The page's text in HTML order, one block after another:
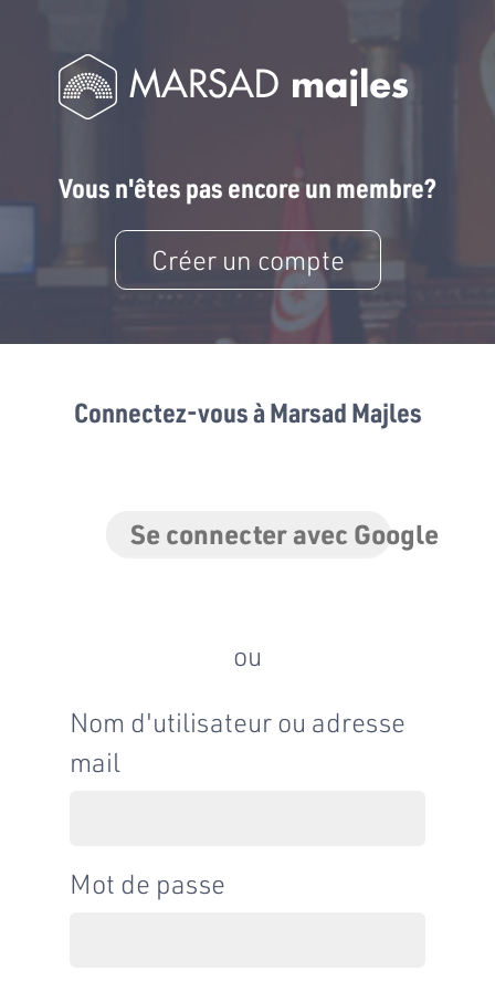
Vous n'êtes pas encore un membre?
Créer un compte
Connectez-vous à Marsad Majles
Se connecter avec Google
ou
Nom d'utilisateur ou adresse
mail
Mot de passe